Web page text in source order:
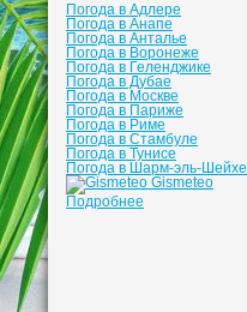
Погода в Адлере
Погода в Анапе
Погода в Анталье
Погода в Воронеже
Погода в Геленджике
Погода в Дубае
Погода в Москве
Погода в Париже
Погода в Риме
Погода в Стамбуле
Погода в Тунисе
Погода в Шарм-эль-Шейхе
Gismeteo
Подробнее